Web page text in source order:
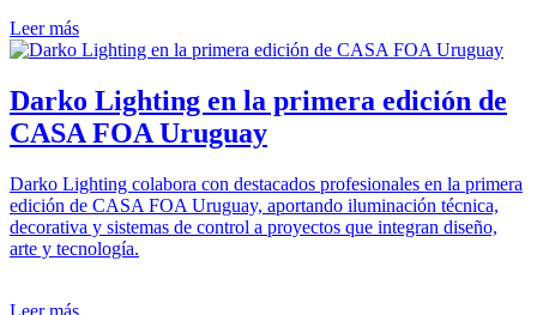
Leer más
Darko Lighting en la primera edición de
CASA FOA Uruguay
Darko Lighting colabora con destacados profesionales en la primera
edición de CASA FOA Uruguay, aportando iluminación técnica,
decorativa y sistemas de control a proyectos que integran diseño,
arte y tecnología.